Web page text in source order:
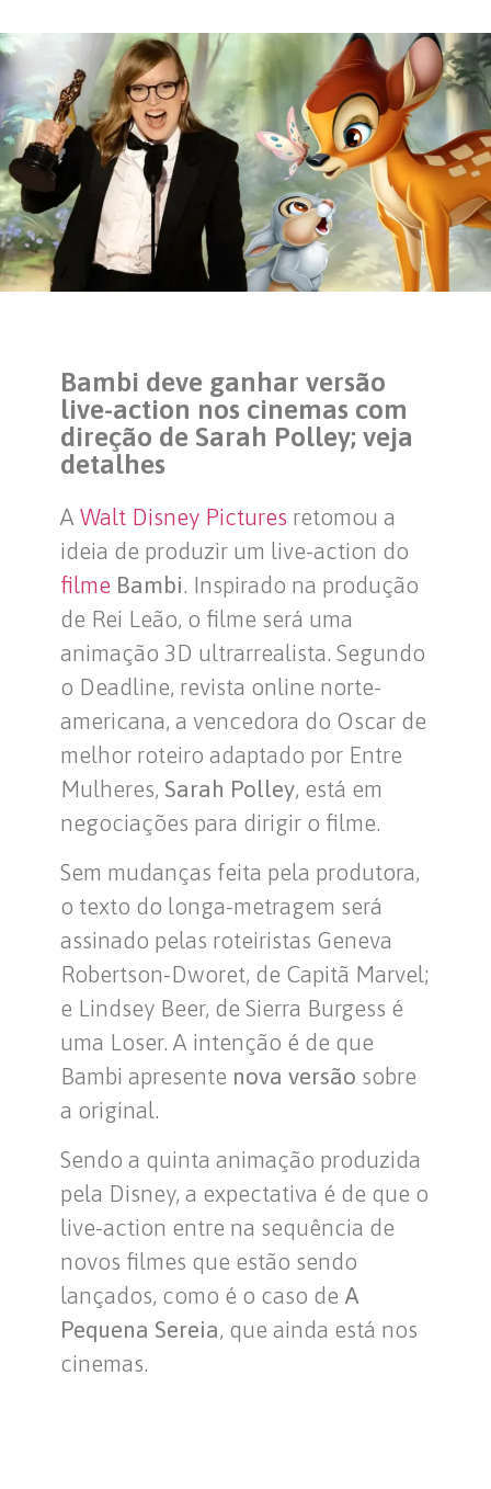
Bambi deve ganhar versão
live-action nos cinemas com
direção de Sarah Polley; veja
detalhes
A Walt Disney Pictures retomou a
ideia de produzir um live-action do
filme Bambi . Inspirado na produção
de Rei Leão, o filme será uma
animação 3D ultrarrealista. Segundo
o Deadline, revista online norte-
americana, a vencedora do Oscar de
melhor roteiro adaptado por Entre
Mulheres, Sarah Polley, está em
negociações para dirigir o filme.
Sem mudanças feita pela produtora,
o texto do longa-metragem será
assinado pelas roteiristas Geneva
Robertson-Dworet, de Capitã Marvel;
e Lindsey Beer, de Sierra Burgess é
uma Loser. A intenção é de que
Bambi apresente nova versão sobre
a original.
Sendo a quinta animação produzida
pela Disney, a expectativa é de que o
live-action entre na sequência de
novos filmes que estão sendo
lançados, como é o caso de A
Pequena Sereia, que ainda está nos
cinemas.